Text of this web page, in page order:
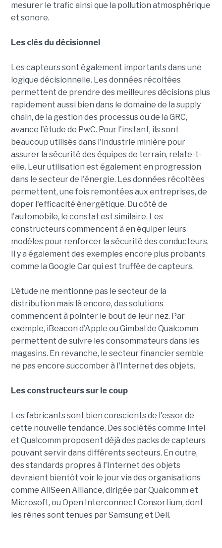
mesurer le trafic ainsi que la pollution atmosphérique
et sonore.
Les clés du décisionnel
Les capteurs sont également importants dans une
logique décisionnelle. Les données récoltées
permettent de prendre des meilleures décisions plus
rapidement aussi bien dans le domaine de la supply
chain, de la gestion des processus ou de la GRC,
avance l'étude de PwC. Pour l'instant, ils sont
beaucoup utilisés dans l'industrie minière pour
assurer la sécurité des équipes de terrain, relate-t-
elle. Leur utilisation est également en progression
dans le secteur de l'énergie. Les données récoltées
permettent, une fois remontées aux entreprises, de
doper l'efficacité énergétique. Du côté de
l'automobile, le constat est similaire. Les
constructeurs commencent à en équiper leurs
modèles pour renforcer la sécurité des conducteurs.
Il y a également des exemples encore plus probants
comme la Google Car qui est truffée de capteurs.
L'étude ne mentionne pas le secteur de la
distribution mais là encore, des solutions
commencent à pointer le bout de leur nez. Par
exemple, iBeacon d'Apple ou Gimbal de Qualcomm
permettent de suivre les consommateurs dans les
magasins. En revanche, le secteur financier semble
ne pas encore succomber à l'Internet des objets.
Les constructeurs sur le coup
Les fabricants sont bien conscients de l'essor de
cette nouvelle tendance. Des sociétés comme Intel
et Qualcomm proposent déjà des packs de capteurs
pouvant servir dans différents secteurs. En outre,
des standards propres à l'Internet des objets
devraient bientôt voir le jour via des organisations
comme AllSeen Alliance, dirigée par Qualcomm et
Microsoft, ou Open Interconnect Consortium, dont
les rênes sont tenues par Samsung et Dell.